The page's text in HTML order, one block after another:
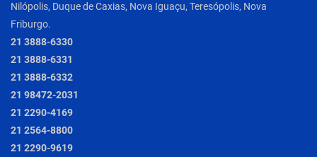
Nilópolis, Duque de Caxias, Nova Iguaçu, Teresópolis, Nova
Friburgo.
21 3888-6330
21 3888-6331
21 3888-6332
21 98472-2031
21 2290-4169
21 2564-8800
21 2290-9619